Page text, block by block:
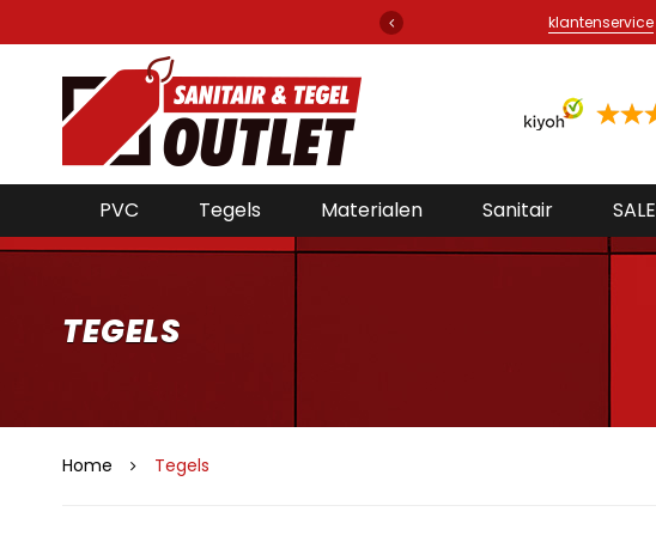
klantenservice
PVC Tegels Materialen Sanitair SALE
TEGELS
Home Tegels